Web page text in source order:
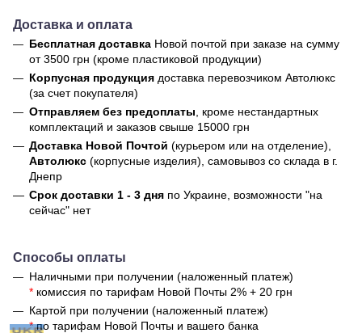
Доставка и оплата
Бесплатная доставка Новой почтой при заказе на сумму
от 3500 грн (кроме пластиковой продукции)
Корпусная продукция доставка перевозчиком Автолюкс
(за счет покупателя)
Отправляем без предоплаты , кроме нестандартных
комплектаций и заказов свыше 15000 грн
Доставка Новой Почтой (курьером или на отделение),
Автолюкс (корпусные изделия), самовывоз со склада в г.
Днепр
Срок доставки 1 - 3 дня по Украине, возможности "на
сейчас" нет
Способы оплаты
Наличными при получении (наложенный платеж)
* комиссия по тарифам Новой Почты 2% + 20 грн
Картой при получении (наложенный платеж)
*по тарифам Новой Почты и вашего банка